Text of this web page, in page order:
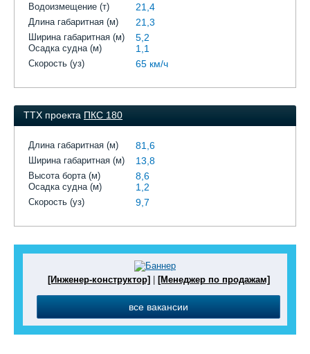
Водоизмещение (т) 21,4
Длина габаритная (м) 21,3
Ширина габаритная (м) 5,2
Осадка судна (м) 1,1
Скорость (уз) 65 км/ч
ТТХ проекта ПКС 180
Длина габаритная (м) 81,6
Ширина габаритная (м) 13,8
Высота борта (м) 8,6
Осадка судна (м) 1,2
Скорость (уз) 9,7
[Инженер-конструктор] [Менеджер по продажам]
все вакансии